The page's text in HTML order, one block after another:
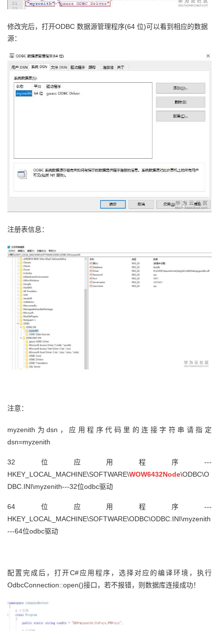
发
者
学
堂
程
认
证
的
实
我
的
藏
Programs
的
支
持
我
支
持
声
建
修改完后，打开ODBC 数据源管理程序(64 位)可以看到相应的数据
源：
注册表信息：
注意：
myzenith为dsn，应用程序代码里的连接字符串请指定
dsn=myzenith
32位应用程序---
HKEY_LOCAL_MACHINE\SOFTWARE\WOW6432Node\ODBC\O
DBC.INI\myzenith---32位odbc驱动
64位应用程序---
HKEY_LOCAL_MACHINE\SOFTWARE\ODBC\ODBC.INI\myzenith
---64位odbc驱动
配置完成后，打开C#应用程序，选择对应的编译环境，执行
OdbcConnection::open()接口，若不报错，则数据库连接成功！